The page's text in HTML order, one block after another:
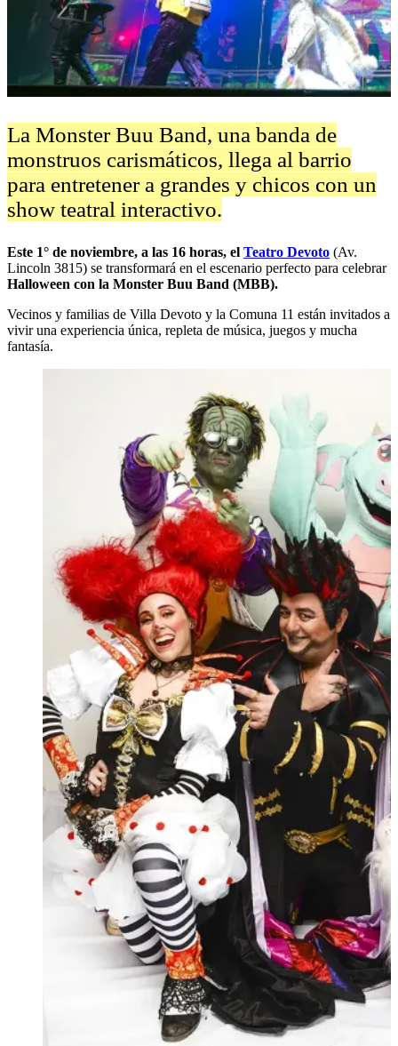
La Monster Buu Band, una banda de
monstruos carismáticos, llega al barrio
para entretener a grandes y chicos con un
show teatral interactivo.
Este 1° de noviembre, a las 16 horas, el Teatro Devoto (Av.
Lincoln 3815) se transformará en el escenario perfecto para celebrar
Halloween con la Monster Buu Band (MBB).
Vecinos y familias de Villa Devoto y la Comuna 11 están invitados a
vivir una experiencia única, repleta de música, juegos y mucha
fantasía.